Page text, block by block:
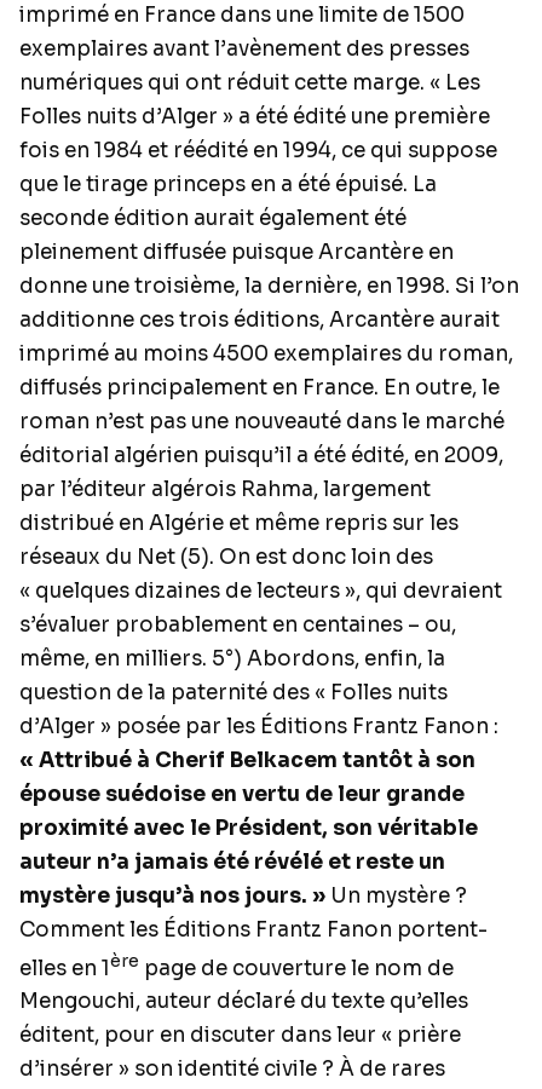
imprimé en France dans une limite de 1500
exemplaires avant l’avènement des presses
numériques qui ont réduit cette marge. « Les
Folles nuits d’Alger » a été édité une première
fois en 1984 et réédité en 1994, ce qui suppose
que le tirage princeps en a été épuisé. La
seconde édition aurait également été
pleinement diffusée puisque Arcantère en
donne une troisième, la dernière, en 1998. Si l’on
additionne ces trois éditions, Arcantère aurait
imprimé au moins 4500 exemplaires du roman,
diffusés principalement en France. En outre, le
roman n’est pas une nouveauté dans le marché
éditorial algérien puisqu’il a été édité, en 2009,
par l’éditeur algérois Rahma, largement
distribué en Algérie et même repris sur les
réseaux du Net (5). On est donc loin des
« quelques dizaines de lecteurs », qui devraient
s’évaluer probablement en centaines – ou,
même, en milliers. 5°) Abordons, enfin, la
question de la paternité des « Folles nuits
d’Alger » posée par les Éditions Frantz Fanon :
« Attribué à Cherif Belkacem tantôt à son
épouse suédoise en vertu de leur grande
proximité avec le Président, son véritable
auteur n’a jamais été révélé et reste un
mystère jusqu’à nos jours. » Un mystère ?
Comment les Éditions Frantz Fanon portent-
elles en 1ère page de couverture le nom de
Mengouchi, auteur déclaré du texte qu’elles
éditent, pour en discuter dans leur « prière
d’insérer » son identité civile ? À de rares